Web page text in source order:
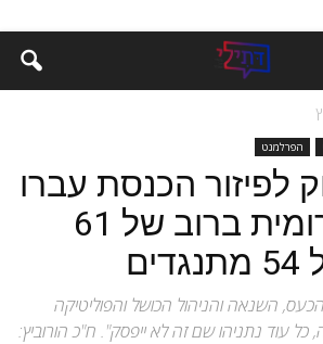
הפרלמנט
לפיזור הכנסת עברו
בקריאה טרומית ברוב של 61
השנאה והניהול הכושל והפוליטיקה
עוד נתניהו שם זה לא ייפסק". ח"כ הורוביץ: